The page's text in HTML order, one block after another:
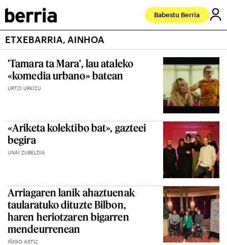
Babestu Berria
ETXEBARRIA, AINHOA
'Tamara ta Mara', lau ataleko
«komedia urbano» batean
URTZI URKIZU
«Ariketa kolektibo bat», gazteei
begira
UNAI ZUBELDIA
Arriagaren lanik ahaztuenak
taularatuko dituzte Bilbon,
haren heriotzaren bigarren
mendeurrenean
IÑIGO ASTIZ